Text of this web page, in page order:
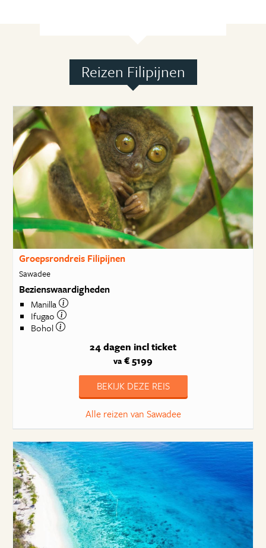
Reizen Filipijnen
Groepsrondreis Filipijnen
Sawadee
Bezienswaardigheden
Manilla
Ifugao
Bohol
24 dagen incl ticket
va € 5199
BEKIJK DEZE REIS
Alle reizen van Sawadee